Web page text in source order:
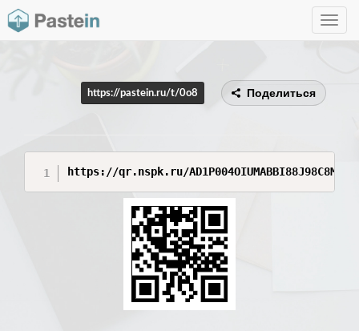
Toggle
https://pastein.ru/t/0o8 Поделиться
https://qr.nspk.ru/